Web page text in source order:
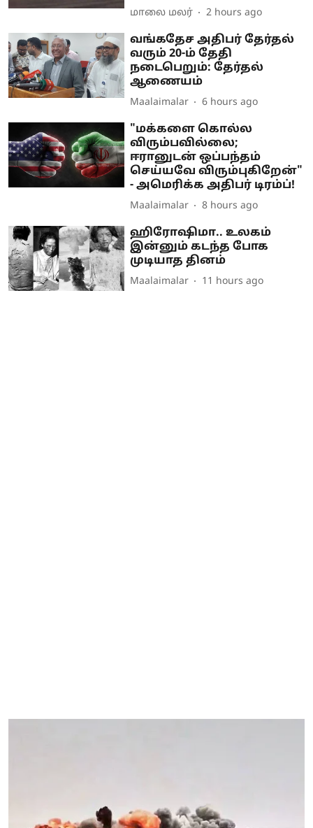
மாலை மலர் 2 hours ago
வங்கதேச அதிபர் தேர்தல்
வரும் 20-ம் தேதி
நடைபெறும்: தேர்தல்
ஆணையம்
Maalaimalar 6 hours ago
"மக்களை கொல்ல
விரும்பவில்லை;
ஈரானுடன் ஒப்பந்தம்
செய்யவே விரும்புகிறேன்"
- அமெரிக்க அதிபர் டிரம்ப்!
Maalaimalar 8 hours ago
ஹிரோஷிமா.. உலகம்
இன்னும் கடந்த போக
முடியாத தினம்
Maalaimalar 11 hours ago